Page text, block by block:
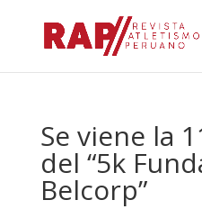
Se viene la
del “5k
Belcorp”